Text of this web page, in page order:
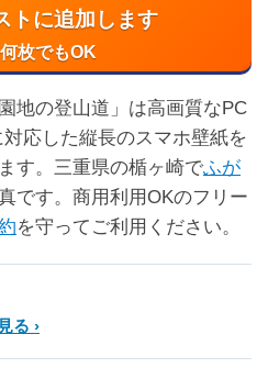
トに追加します
枚でもOK
地の登山道」は高画質なPC
応した縦長のスマホ壁紙を
す。三重県の楯ヶ崎でふが
です。商用利用OKのフリー
を守ってご利用ください。
る